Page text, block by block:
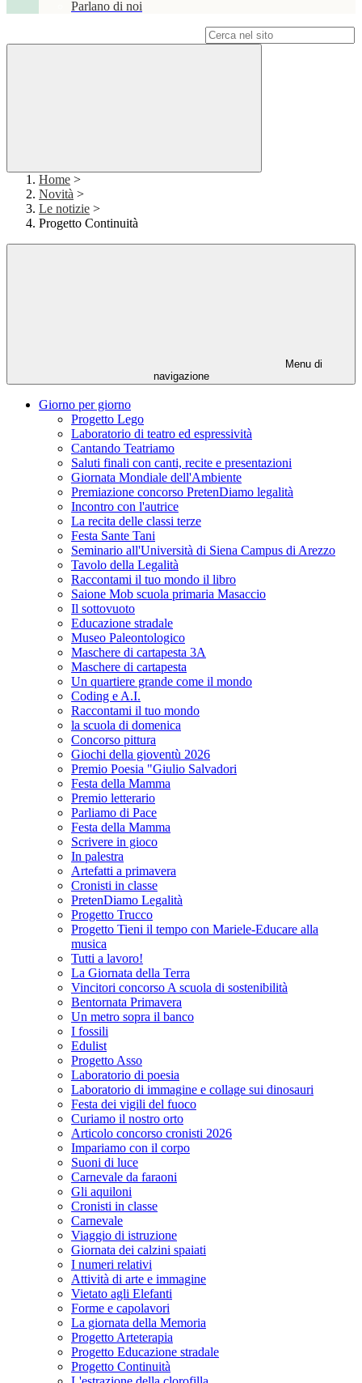
Parlano di noi
Home >
Novità >
Le notizie >
Progetto Continuità
Menu di
navigazione
Giorno per giorno
Progetto Lego
Laboratorio di teatro ed espressività
Cantando Teatriamo
Saluti finali con canti, recite e presentazioni
Giornata Mondiale dell'Ambiente
Premiazione concorso PretenDiamo legalità
Incontro con l'autrice
La recita delle classi terze
Festa Sante Tani
Seminario all'Università di Siena Campus di Arezzo
Tavolo della Legalità
Raccontami il tuo mondo il libro
Saione Mob scuola primaria Masaccio
Il sottovuoto
Educazione stradale
Museo Paleontologico
Maschere di cartapesta 3A
Maschere di cartapesta
Un quartiere grande come il mondo
Coding e A.I.
Raccontami il tuo mondo
la scuola di domenica
Concorso pittura
Giochi della gioventù 2026
Premio Poesia "Giulio Salvadori
Festa della Mamma
Premio letterario
Parliamo di Pace
Festa della Mamma
Scrivere in gioco
In palestra
Artefatti a primavera
Cronisti in classe
PretenDiamo Legalità
Progetto Trucco
Progetto Tieni il tempo con Mariele-Educare alla
musica
Tutti a lavoro!
La Giornata della Terra
Vincitori concorso A scuola di sostenibilità
Bentornata Primavera
Un metro sopra il banco
I fossili
Edulist
Progetto Asso
Laboratorio di poesia
Laboratorio di immagine e collage sui dinosauri
Festa dei vigili del fuoco
Curiamo il nostro orto
Articolo concorso cronisti 2026
Impariamo con il corpo
Suoni di luce
Carnevale da faraoni
Gli aquiloni
Cronisti in classe
Carnevale
Viaggio di istruzione
Giornata dei calzini spaiati
I numeri relativi
Attività di arte e immagine
Vietato agli Elefanti
Forme e capolavori
La giornata della Memoria
Progetto Arteterapia
Progetto Educazione stradale
Progetto Continuità